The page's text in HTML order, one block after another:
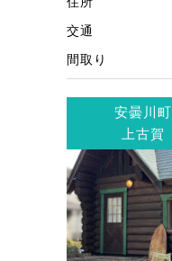
交通
間取り
安曇川町
上古賀